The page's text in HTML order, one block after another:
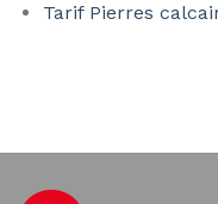
Tarif Pierres